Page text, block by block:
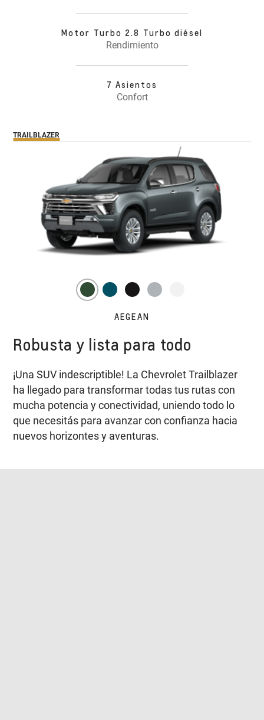
Motor Turbo 2.8 Turbo diésel
Rendimiento
7 Asientos
Confort
TRAILBLAZER
AEGEAN
Robusta y lista para todo
¡Una SUV indescriptible! La Chevrolet Trailblazer
ha llegado para transformar todas tus rutas con
mucha potencia y conectividad, uniendo todo lo
que necesitás para avanzar con confianza hacia
nuevos horizontes y aventuras.